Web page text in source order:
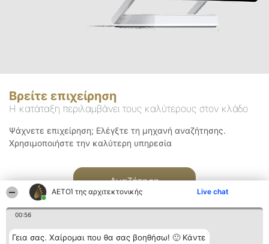
ΑΕΤΟΊ της αρχιτεκτονικής Live chat
00:56
Γεια σας. Χαίρομαι που θα σας βοηθήσω! 🙂 Κάντε
Βρείτε επιχείρηση
Η κατάταξη περιλαμβάνει τους καλύτερους στον κλάδο
Ψάχνετε επιχείρηση; Ελέγξτε τη μηχανή αναζήτησης.
Χρησιμοποιήστε την καλύτερη υπηρεσία
Αναζήτηση